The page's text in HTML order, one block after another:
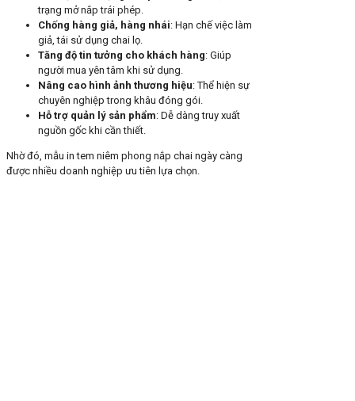
trạng mở nắp trái phép.
Chống hàng giả, hàng nhái: Hạn chế việc làm
giả, tái sử dụng chai lọ.
Tăng độ tin tưởng cho khách hàng: Giúp
người mua yên tâm khi sử dụng.
Nâng cao hình ảnh thương hiệu: Thể hiện sự
chuyên nghiệp trong khâu đóng gói.
Hỗ trợ quản lý sản phẩm: Dễ dàng truy xuất
nguồn gốc khi cần thiết.
Nhờ đó, mẫu in tem niêm phong nắp chai ngày càng
được nhiều doanh nghiệp ưu tiên lựa chọn.